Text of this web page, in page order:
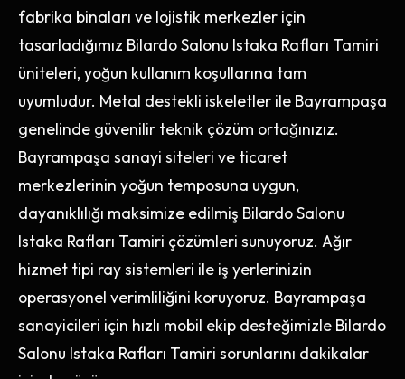
fabrika binaları ve lojistik merkezler için
tasarladığımız Bilardo Salonu Istaka Rafları Tamiri
üniteleri, yoğun kullanım koşullarına tam
uyumludur. Metal destekli iskeletler ile Bayrampaşa
genelinde güvenilir teknik çözüm ortağınızız.
Bayrampaşa sanayi siteleri ve ticaret
merkezlerinin yoğun temposuna uygun,
dayanıklılığı maksimize edilmiş Bilardo Salonu
Istaka Rafları Tamiri çözümleri sunuyoruz. Ağır
hizmet tipi ray sistemleri ile iş yerlerinizin
operasyonel verimliliğini koruyoruz. Bayrampaşa
sanayicileri için hızlı mobil ekip desteğimizle Bilardo
Salonu Istaka Rafları Tamiri sorunlarını dakikalar